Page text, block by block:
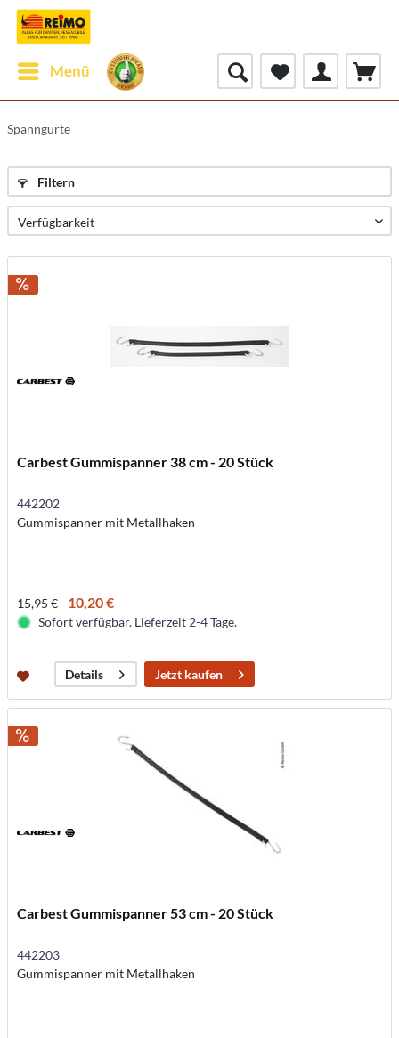
Menü
Spanngurte
Filtern
Carbest Gummispanner 38 cm - 20 Stück
442202
Gummispanner mit Metallhaken
15,95 € 10,20 €
Sofort verfügbar. Lieferzeit 2-4 Tage.
Details Jetzt kaufen
Carbest Gummispanner 53 cm - 20 Stück
442203
Gummispanner mit Metallhaken